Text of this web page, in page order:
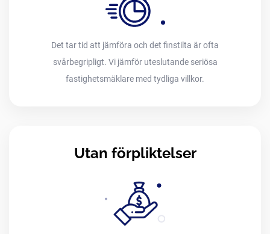
Det tar tid att jämföra och det finstilta är ofta
svårbegripligt. Vi jämför uteslutande seriösa
fastighetsmäklare med tydliga villkor.
Utan förpliktelser